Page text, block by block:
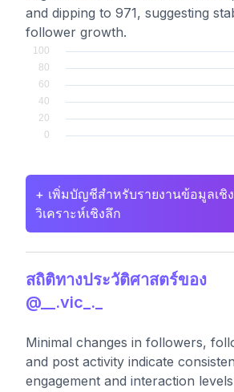
and dipping to 971, suggesting
follower growth.
+ เพิ่มบัญชีสำหรับรายงานข้อมูลเชิ
วิเคราะห์เชิงลึก
สถิติทางประวัติศาสตร์ของ
@__.vic_._
Minimal changes in followers,
and post activity indicate
engagement and interaction